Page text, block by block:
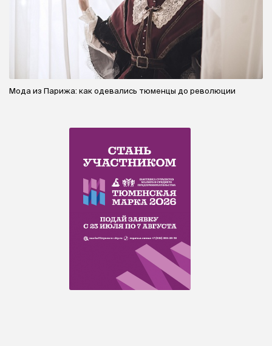
Мода из Парижа: как одевались тюменцы до революции